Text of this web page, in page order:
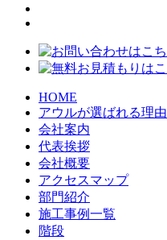
HOME
アウルが選ばれる理由
会社案内
代表挨拶
会社概要
アクセスマップ
部門紹介
施工事例一覧
階段